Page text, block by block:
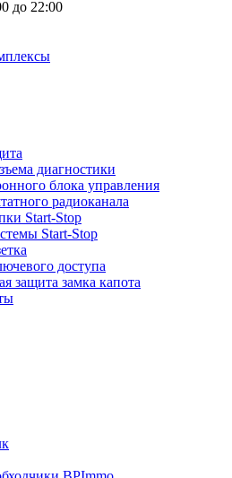
до 22:00
диагностики
блока управления
радиоканала
Start-Stop
Start-Stop
доступа
защита замка капота